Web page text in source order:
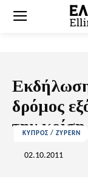
δρόμος
την κρίση
02.10.2011
ΚΥΠΡΟΣ / ZYPERN